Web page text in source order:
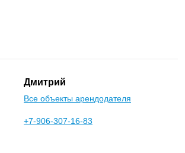
Дмитрий
Все объекты арендодателя
+7-906-307-16-83